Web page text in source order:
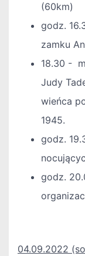
(60km)
godz.
zamku
18.30 -
Judy
wieńca
1945.
godz.
godz.
04.09.2022